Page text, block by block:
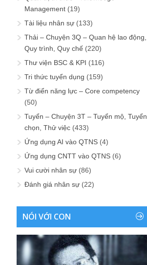
Management (19)
Tài liệu nhân sự (133)
Thải – Chuyện 3Q – Quan hệ lao động,
Quy trình, Quy chế (220)
Thư viện BSC & KPI (116)
Tri thức tuyển dụng (159)
Từ điển năng lực – Core competency
(50)
Tuyển – Chuyện 3T – Tuyển mộ, Tuyển
chọn, Thử việc (433)
Ứng dụng AI vào QTNS (4)
Ứng dụng CNTT vào QTNS (6)
Vui cười nhân sự (86)
Đánh giá nhân sự (22)
NÓI VỚI CON